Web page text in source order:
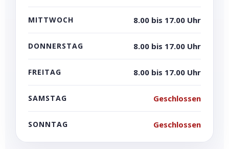
MITTWOCH 8.00 bis 17.00 Uhr
DONNERSTAG 8.00 bis 17.00 Uhr
FREITAG 8.00 bis 17.00 Uhr
SAMSTAG Geschlossen
SONNTAG Geschlossen